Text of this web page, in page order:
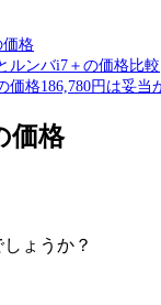
価格
ルンバi7＋の価格比較
価格186,780円は妥
価格
ょうか？